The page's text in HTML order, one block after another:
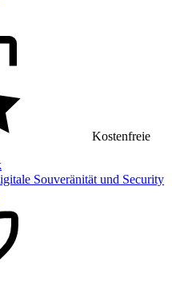
Kostenfreie
Souveränität und Security